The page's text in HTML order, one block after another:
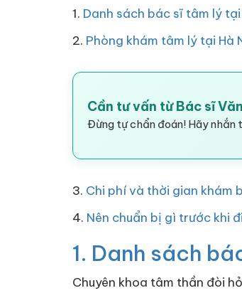
1. Danh sách bác sĩ tâm lý tại
2. Phòng khám tâm lý tại Hà
Cần tư vấn từ Bác sĩ
Đừng tự chẩn đoán! Hãy nhắn
3. Chi phí và thời gian khám
4. Nên chuẩn bị gì trước khi
1. Danh sách
Chuyên khoa tâm thần đòi